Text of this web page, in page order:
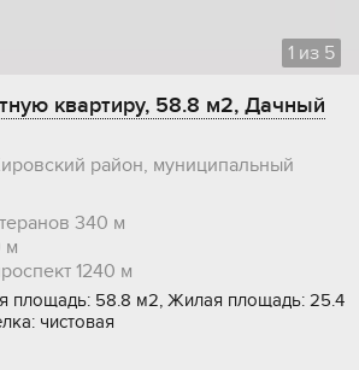
1 из 5
квартиру, 58.8 м2, Дачный
район, муниципальный
340 м
м
1240 м
площадь: 58.8 м2, Жилая площадь: 25.4
чистовая